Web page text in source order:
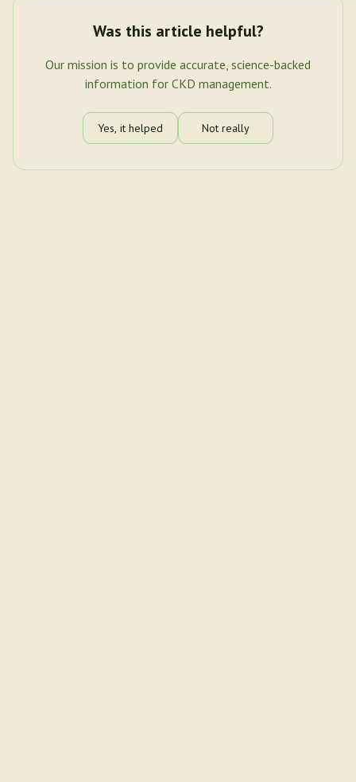
Was this article helpful?
Our mission is to provide accurate, science-backed
information for CKD management.
Yes, it helped Not really